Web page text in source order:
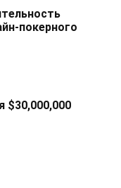
покерного
$30,000,000